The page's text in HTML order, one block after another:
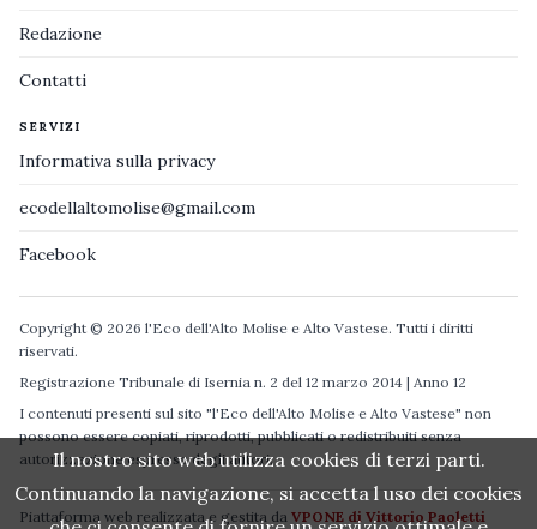
Redazione
Contatti
SERVIZI
Informativa sulla privacy
ecodellaltomolise@gmail.com
Facebook
Copyright © 2026 l'Eco dell'Alto Molise e Alto Vastese. Tutti i diritti
riservati.
Registrazione Tribunale di Isernia n. 2 del 12 marzo 2014 | Anno 12
I contenuti presenti sul sito "l'Eco dell'Alto Molise e Alto Vastese" non
possono essere copiati, riprodotti, pubblicati o redistribuiti senza
autorizzazione espressa degli autori.
Piattaforma web realizzata e gestita da VPONE di Vittorio Paoletti
Il nostro sito web utilizza cookies di terzi parti.
Continuando la navigazione, si accetta l uso dei cookies